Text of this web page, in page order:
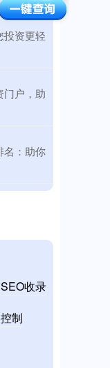
投资更轻
门户，助
名：助你
收录
制